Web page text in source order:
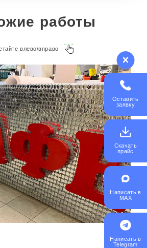
работы
влево/вправо
Оставить
заявку
Скачать
прайс
Написать в
MAX
Написать в
Telegram